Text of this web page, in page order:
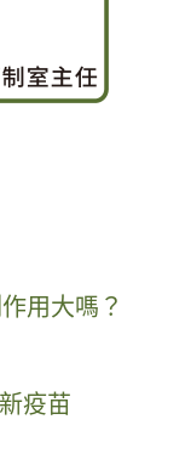
用大嗎？
疫苗